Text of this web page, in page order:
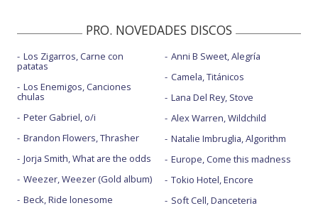
PRO. NOVEDADES DISCOS
Los Zigarros, Carne con
patatas
Los Enemigos, Canciones
chulas
Peter Gabriel, o/i
Brandon Flowers, Thrasher
Jorja Smith, What are the odds
Weezer, Weezer (Gold album)
Beck, Ride lonesome
Anni B Sweet, Alegría
Camela, Titánicos
Lana Del Rey, Stove
Alex Warren, Wildchild
Natalie Imbruglia, Algorithm
Europe, Come this madness
Tokio Hotel, Encore
Soft Cell, Danceteria